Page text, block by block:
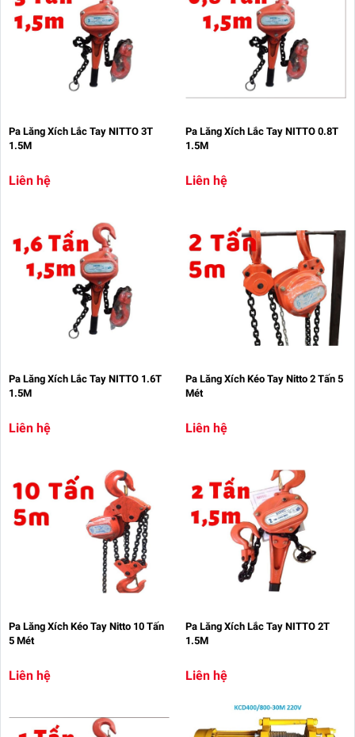
Pa Lăng Xích Lắc Tay NITTO 3T
1.5M
Liên hệ
Pa Lăng Xích Lắc Tay NITTO 0.8T
1.5M
Liên hệ
Pa Lăng Xích Lắc Tay NITTO 1.6T
1.5M
Liên hệ
Pa Lăng Xích Kéo Tay Nitto 2 Tấn 5
Mét
Liên hệ
Pa Lăng Xích Kéo Tay Nitto 10 Tấn
5 Mét
Liên hệ
Pa Lăng Xích Lắc Tay NITTO 2T
1.5M
Liên hệ